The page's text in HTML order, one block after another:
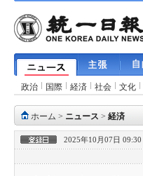
政治 国際 経済 社会 文化
ホーム > ニュース > 経済
2025年10月07日 09:30